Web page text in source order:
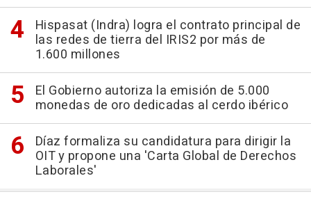
Hispasat (Indra) logra el contrato principal de
las redes de tierra del IRIS2 por más de
1.600 millones
El Gobierno autoriza la emisión de 5.000
monedas de oro dedicadas al cerdo ibérico
Díaz formaliza su candidatura para dirigir la
OIT y propone una 'Carta Global de Derechos
Laborales'